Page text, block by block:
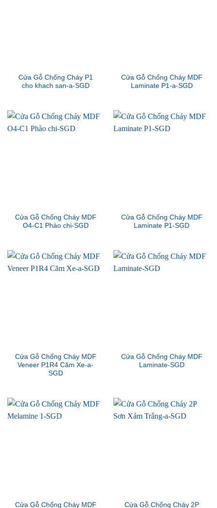
Cửa Gỗ Chống Cháy P1
cho khach san-a-SGD
Cửa Gỗ Chống Cháy MDF
Laminate P1-a-SGD
Cửa Gỗ Chống Cháy MDF
O4-C1 Phào chi-SGD
Cửa Gỗ Chống Cháy MDF
Laminate P1-SGD
Cửa Gỗ Chống Cháy MDF
Veneer P1R4 Căm Xe-a-
SGD
Cửa Gỗ Chống Cháy MDF
Laminate-SGD
Cửa Gỗ Chống Cháy MDF Cửa Gỗ Chống Cháy 2P